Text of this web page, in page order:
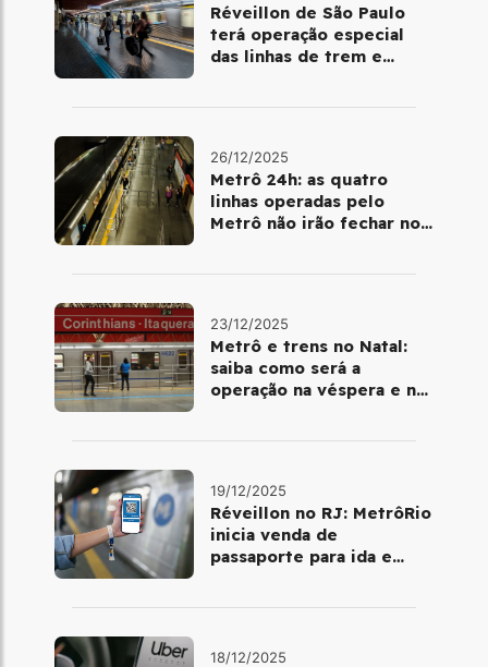
Réveillon de São Paulo
terá operação especial
das linhas de trem e
26/12/2025
Metrô 24h: as quatro
linhas operadas pelo
Metrô não irão fechar no
23/12/2025
Metrô e trens no Natal:
saiba como será a
operação na véspera e no
19/12/2025
Réveillon no RJ: MetrôRio
inicia venda de
passaporte para ida e
18/12/2025